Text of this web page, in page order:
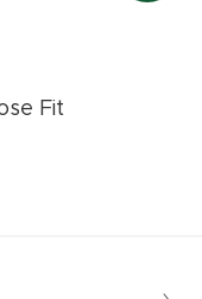
Fit